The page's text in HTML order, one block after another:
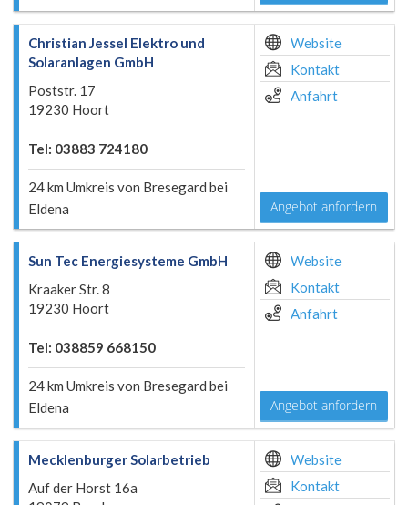
Christian Jessel Elektro und
Solaranlagen GmbH
Poststr. 17
19230 Hoort
Tel: 03883 724180
24 km Umkreis von Bresegard bei
Eldena
Website
Kontakt
Anfahrt
Angebot anfordern
Sun Tec Energiesysteme GmbH
Kraaker Str. 8
19230 Hoort
Tel: 038859 668150
24 km Umkreis von Bresegard bei
Eldena
Website
Kontakt
Anfahrt
Angebot anfordern
Mecklenburger Solarbetrieb
Auf der Horst 16a
Website
Kontakt